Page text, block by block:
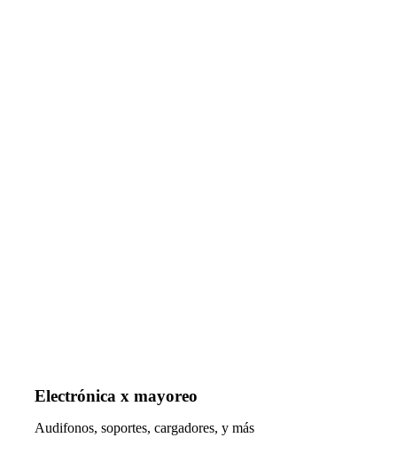
Electrónica x mayoreo
Audifonos, soportes, cargadores, y más